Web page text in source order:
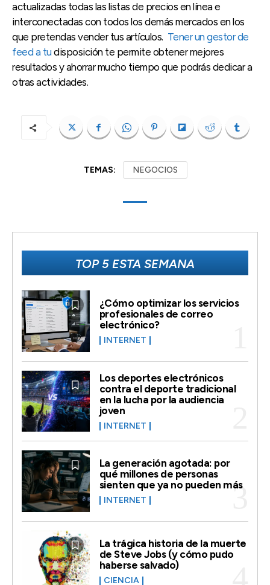
actualizadas todas las listas de precios en línea e
interconectadas con todos los demás mercados en los
que pretendas vender tus artículos. Tener un gestor de
feed a tu disposición te permite obtener mejores
resultados y ahorrar mucho tiempo que podrás dedicar a
otras actividades.
TEMAS: NEGOCIOS
TOP 5 ESTA SEMANA
¿Cómo optimizar los servicios
profesionales de correo
electrónico?
INTERNET
Los deportes electrónicos
contra el deporte tradicional
en la lucha por la audiencia
joven
INTERNET
La generación agotada: por
qué millones de personas
sienten que ya no pueden más
INTERNET
La trágica historia de la muerte
de Steve Jobs (y cómo pudo
haberse salvado)
CIENCIA